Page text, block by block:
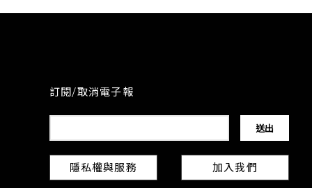
訂閱/取消電子報
隱私權與服務 加入我們